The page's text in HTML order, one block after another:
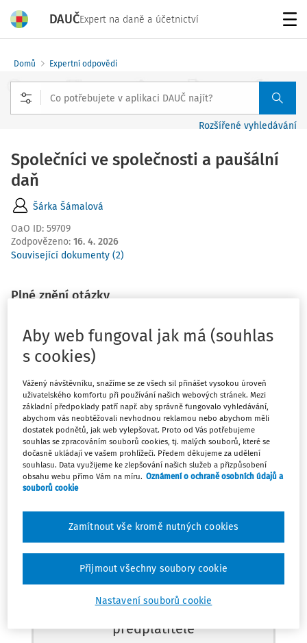
DAUČExpert na daně a účetnictví
Domů Expertní odpovědi
Rozšířené vyhledávání
Společníci ve společnosti a paušální
daň
Šárka Šámalová
OaO ID: 59709
Zodpovězeno: 16. 4. 2026
Související dokumenty (2)
Plné znění otázky
automechanici. Obrat společnosti za rok cca 1,5 mil. Kč,
nejsou plátci DPH, jeden společník má ještě své další
příjmy z § 7 ZDP (max. 200 000 Kč za rok), žádné jiné
příjmy nemají. Mohou se společníci společnosti přihlásit
k paušální dani?
Odpověď
Máte předplatné? Přihlaste se
Tento dokument je jen pro
předplatitele
Aby web fungoval jak má (souhlas
s cookies)
Vážený návštěvníku, snažíme se ze všech sil přinášet vysokou úroveň
uživatelského komfortu při používání našich webových stránek. Mezi
základní předpoklady patří např. aby správně fungovalo vyhledávání,
abychom vás neobtěžovali nevhodnou reklamou nebo abychom měli
dostatek podnětů, jak web vylepšovat. Proto od Vás potřebujeme
souhlas se zpracováním souborů cookies, tj. malých souborů, které se
dočasně ukládají ve vašem prohlížeči. Předem děkujeme za udělení
souhlasu. Data využijeme ke zlepšování našich služeb a přizpůsobení
obsahu webu přímo Vám na míru. Oznámení o ochraně osobních údajů a
souborů cookie
Nastavení souborů cookie
Zamítnout vše kromě nutných cookies
Přijmout všechny soubory cookie